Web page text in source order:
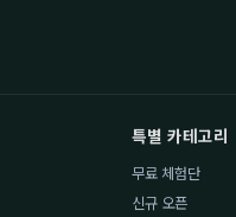
특별 카테고리
무료 체험단
신규 오픈